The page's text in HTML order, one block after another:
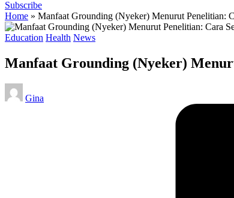
Subscribe
Home » Manfaat Grounding (Nyeker) Menurut Penelitian:
Posted
Education Health News
Manfaat Grounding (Nyeker)
Posted
by
Gina